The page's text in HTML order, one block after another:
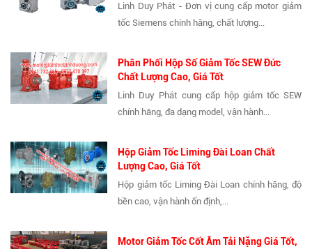
Linh Duy Phát - Đơn vị cung cấp motor giảm
tốc Siemens chính hãng, chất lượng...
Phân Phối Hộp Số Giảm Tốc SEW Đức
Chất Lượng Cao, Giá Tốt
Linh Duy Phát cung cấp hộp giảm tốc SEW
chính hãng, đa dạng model, vận hành...
Hộp Giảm Tốc Liming Đài Loan Chất
Lượng Cao, Giá Tốt
Hộp giảm tốc Liming Đài Loan chính hãng, độ
bền cao, vận hành ổn định,...
Motor Giảm Tốc Cốt Âm Tải Nặng Giá Tốt,